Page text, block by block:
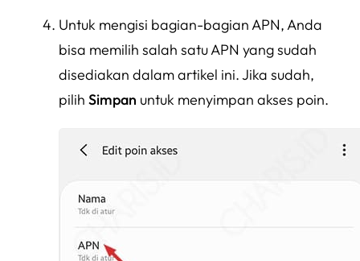
Untuk mengisi bagian-bagian APN, Anda
bisa memilih salah satu APN yang sudah
disediakan dalam artikel ini. Jika sudah,
pilih Simpan untuk menyimpan akses poin.